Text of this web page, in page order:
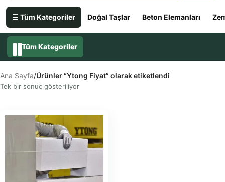
☰ Tüm Kategoriler Doğal Taşlar Beton Elemanları
Tüm Kategoriler
Ana Sayfa/Ürünler “Ytong Fiyat” olarak etiketlendi
Tek bir sonuç gösteriliyor